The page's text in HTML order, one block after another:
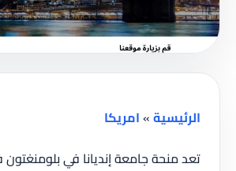
الرئيسية»امريكا
تعد منحة جامعة إنديانا في بلومنغتون